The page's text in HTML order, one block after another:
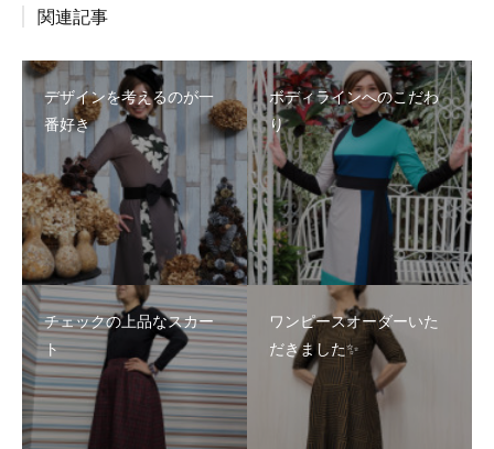
関連記事
デザインを考えるのが一
番好き
ボディラインへのこだわ
り
チェックの上品なスカー
ト
ワンピースオーダーいた
だきました✨